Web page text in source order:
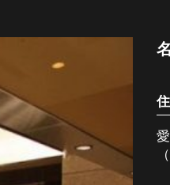
・帆立の雲丹グラ
・マナガツオと
ポルチーニ茸の
・活き鮑の鉄板焼
・今月のおすす
又は サーロイン